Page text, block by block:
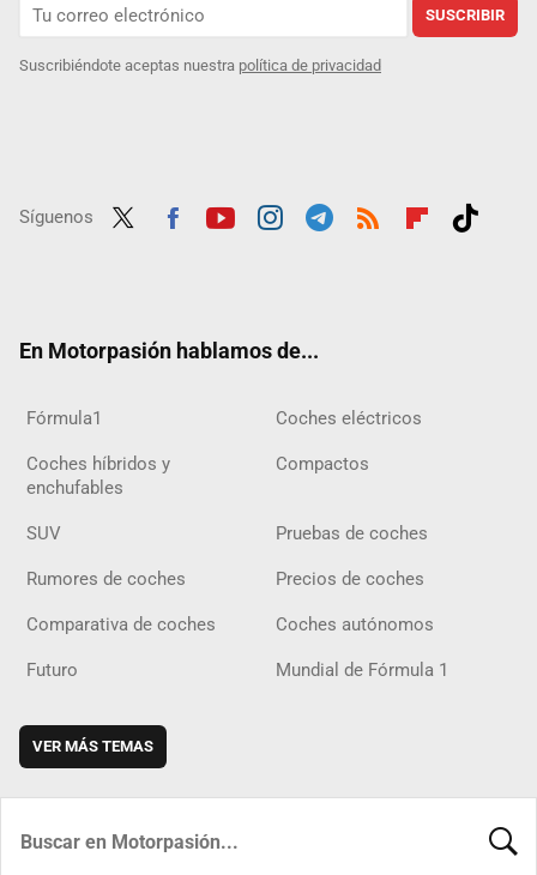
SUSCRIBIR
Suscribiéndote aceptas nuestra política de privacidad
Síguenos
En Motorpasión hablamos de...
Fórmula1 Coches eléctricos
Coches híbridos y
enchufables
Compactos
SUV Pruebas de coches
Rumores de coches Precios de coches
Comparativa de coches Coches autónomos
Futuro Mundial de Fórmula 1
VER MÁS TEMAS